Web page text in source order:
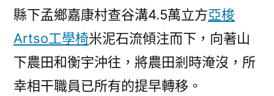
縣下孟鄉嘉康村查谷溝4.5萬立方亞梭
Artso工學椅米泥石流傾注而下，向著山
下農田和衡宇沖往，將農田剎時淹沒，所
幸相干職員已所有的提早轉移。